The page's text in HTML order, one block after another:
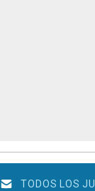
TODOS LOS